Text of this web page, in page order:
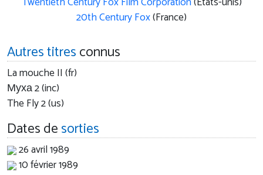
20th Century Fox(France)
Autres titresconnus
La mouche II (fr)
Муха 2 (inc)
The Fly 2 (us)
Dates desorties
26 avril 1989
10 février 1989